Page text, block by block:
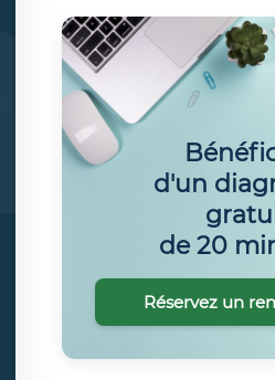
d'un
de 20
Réservez un